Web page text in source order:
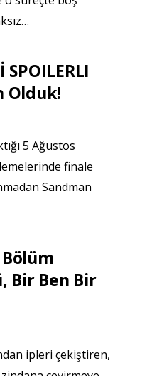
Olduk!
5 Ağustos
finale
Sandman
Bölüm
Bir Ben Bir
ipleri çekiştiren,